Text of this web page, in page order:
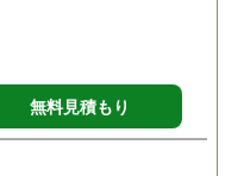
無料見積もり